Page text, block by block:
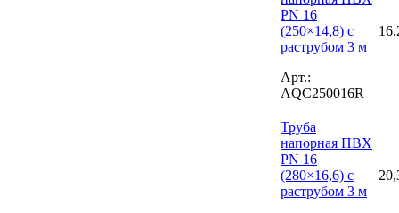
PN 16
(250×14,8) с
раструбом 3 м
Арт.:
AQC250016R
Труба
напорная ПВХ
PN 16
(280×16,6) с
раструбом 3 м